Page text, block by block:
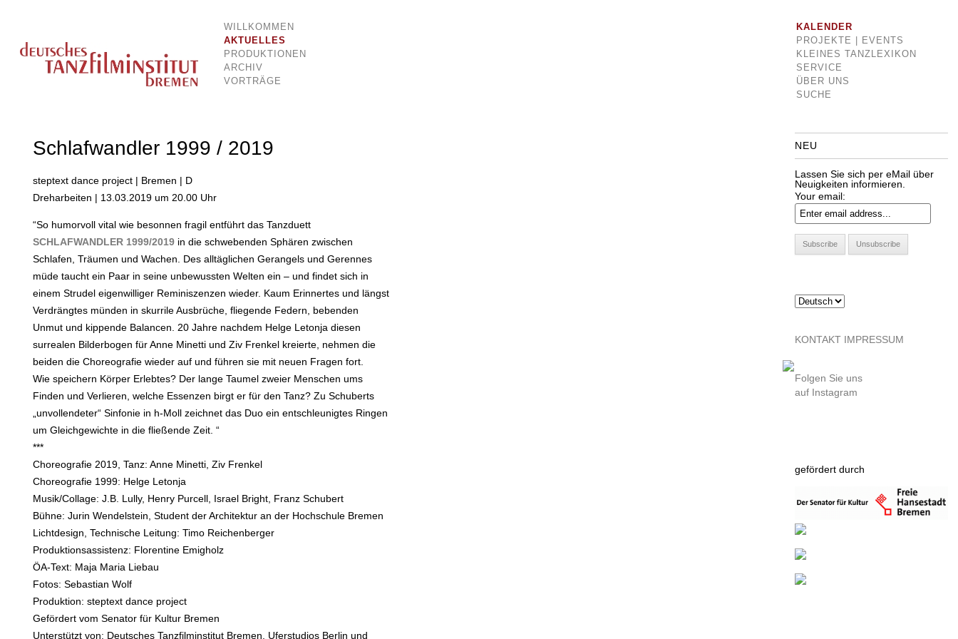
Deutsches Tanzfilminstitut Bremen
WILLKOMMEN
AKTUELLES
PRODUKTIONEN
ARCHIV
VORTRÄGE
KALENDER
PROJEKTE | EVENTS
KLEINES TANZLEXIKON
SERVICE
ÜBER UNS
SUCHE
Schlafwandler 1999 / 2019
steptext dance project | Bremen | D
Dreharbeiten | 13.03.2019 um 20.00 Uhr
“So humorvoll vital wie besonnen fragil entführt das Tanzduett
SCHLAFWANDLER 1999/2019 in die schwebenden Sphären zwischen
Schlafen, Träumen und Wachen. Des alltäglichen Gerangels und Gerennes
müde taucht ein Paar in seine unbewussten Welten ein – und findet sich in
einem Strudel eigenwilliger Reminiszenzen wieder. Kaum Erinnertes und längst
Verdrängtes münden in skurrile Ausbrüche, fliegende Federn, bebenden
Unmut und kippende Balancen. 20 Jahre nachdem Helge Letonja diesen
surrealen Bilderbogen für Anne Minetti und Ziv Frenkel kreierte, nehmen die
beiden die Choreografie wieder auf und führen sie mit neuen Fragen fort.
Wie speichern Körper Erlebtes? Der lange Taumel zweier Menschen ums
Finden und Verlieren, welche Essenzen birgt er für den Tanz? Zu Schuberts
„unvollendeter“ Sinfonie in h-Moll zeichnet das Duo ein entschleunigtes Ringen
um Gleichgewichte in die fließende Zeit. “
***
Choreografie 2019, Tanz: Anne Minetti, Ziv Frenkel
Choreografie 1999: Helge Letonja
Musik/Collage: J.B. Lully, Henry Purcell, Israel Bright, Franz Schubert
Bühne: Jurin Wendelstein, Student der Architektur an der Hochschule Bremen
Lichtdesign, Technische Leitung: Timo Reichenberger
Produktionsassistenz: Florentine Emigholz
ÖA-Text: Maja Maria Liebau
Fotos: Sebastian Wolf
Produktion: steptext dance project
Gefördert vom Senator für Kultur Bremen
Unterstützt von: Deutsches Tanzfilminstitut Bremen, Uferstudios Berlin und
NEU
Lassen Sie sich per eMail über
Neuigkeiten informieren.
Your email:
KONTAKT IMPRESSUM
Folgen Sie uns
auf Instagram
gefördert durch